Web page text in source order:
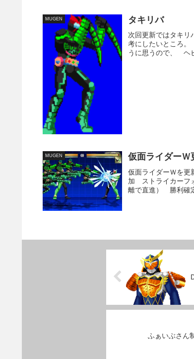
MUGEN タキリバ
次回更新ではタキ
考にしたいところ
うに思うので、 ヘ
MUGEN 仮面ライダーＷ
仮面ライダーＷを
加 ストライカーフ
離で直進） 勝利確
ふぁいぶさん